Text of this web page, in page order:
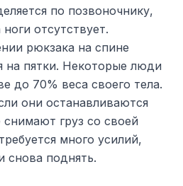
по позвоночнику,
отсутствует.
рюкзака на спине
на пятки. Некоторые люди
до 70% веса своего тела.
они останавливаются
груз со своей
много усилий,
снова поднять.